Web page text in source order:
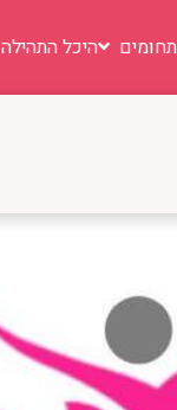
תחומים היכל התהילה